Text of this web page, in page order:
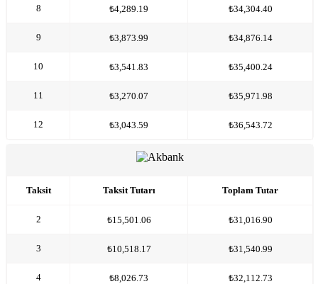
8 ₺4,289.19 ₺34,304.40
9 ₺3,873.99 ₺34,876.14
10 ₺3,541.83 ₺35,400.24
11 ₺3,270.07 ₺35,971.98
12 ₺3,043.59 ₺36,543.72
Taksit Taksit Tutarı Toplam Tutar
2 ₺15,501.06 ₺31,016.90
3 ₺10,518.17 ₺31,540.99
4 ₺8,026.73 ₺32,112.73